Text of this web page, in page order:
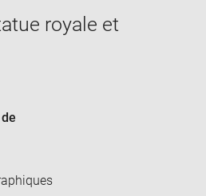
window
royale et